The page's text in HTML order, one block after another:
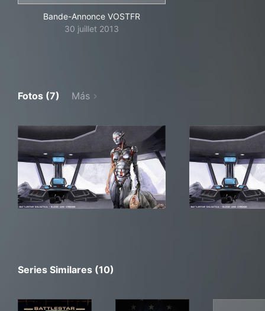
Bande-Annonce VOSTFR
30 juillet 2013
Fotos (7) Más
Series Similares (10)